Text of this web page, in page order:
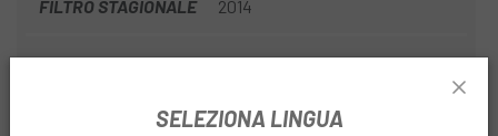
FILTRO STAGIONALE 2014
USA FILTRO Montagna
SELEZIONA LINGUA